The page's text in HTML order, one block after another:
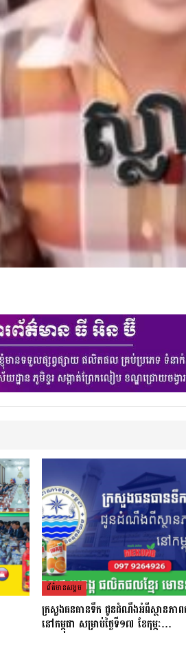
ព័ត៌មាន​សង្គម
ក្រសួងធនធានទឹក ជូនដំណឹងអំពីស្ថានភា
នៅកម្ពុជា សម្រាប់ថ្ងៃទី១៧ ខែកុម្ភៈ…